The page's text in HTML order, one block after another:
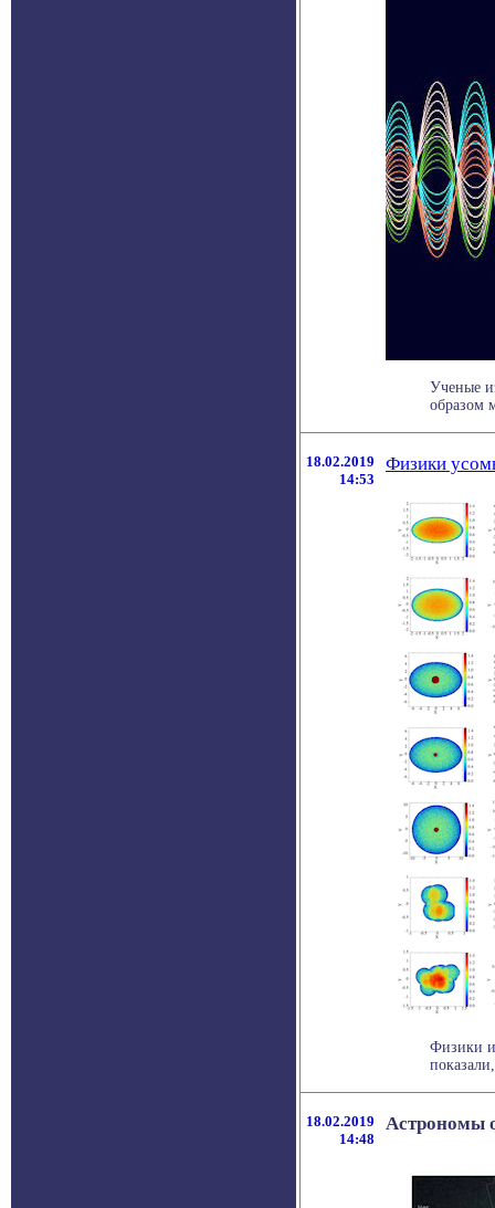
Ученые
образом
18.02.2019
14:53
Физики
Физики
18.02.2019
14:48
Астрономы